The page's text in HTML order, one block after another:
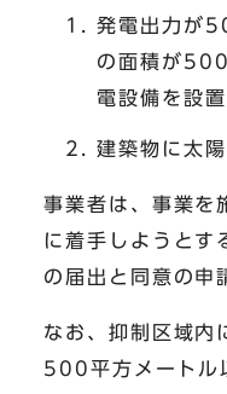
発電出力が
の面積が
電設備を設
建築物に太
事業者は、事業を
に着手しようとす
の届出と同意の申
なお、抑制区域内
500平方メートル